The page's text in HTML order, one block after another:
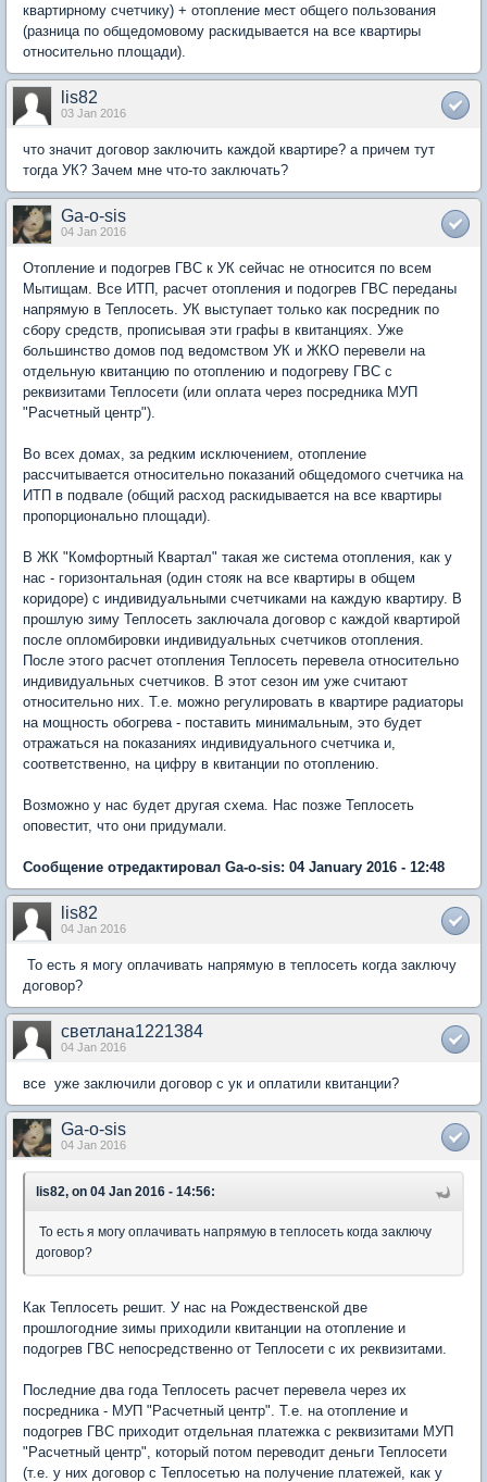
квартирному счетчику) + отопление мест общего пользования
(разница по общедомовому раскидывается на все квартиры
относительно площади).
lis82
03 Jan 2016
что значит договор заключить каждой квартире? а причем тут
тогда УК? Зачем мне что-то заключать?
Ga-o-sis
04 Jan 2016
Отопление и подогрев ГВС к УК сейчас не относится по всем
Мытищам. Все ИТП, расчет отопления и подогрев ГВС переданы
напрямую в Теплосеть. УК выступает только как посредник по
сбору средств, прописывая эти графы в квитанциях. Уже
большинство домов под ведомством УК и ЖКО перевели на
отдельную квитанцию по отоплению и подогреву ГВС с
реквизитами Теплосети (или оплата через посредника МУП
"Расчетный центр").
Во всех домах, за редким исключением, отопление
рассчитывается относительно показаний общедомого счетчика на
ИТП в подвале (общий расход раскидывается на все квартиры
пропорционально площади).
В ЖК "Комфортный Квартал" такая же система отопления, как у
нас - горизонтальная (один стояк на все квартиры в общем
коридоре) с индивидуальными счетчиками на каждую квартиру. В
прошлую зиму Теплосеть заключала договор с каждой квартирой
после опломбировки индивидуальных счетчиков отопления.
После этого расчет отопления Теплосеть перевела относительно
индивидуальных счетчиков. В этот сезон им уже считают
относительно них. Т.е. можно регулировать в квартире радиаторы
на мощность обогрева - поставить минимальным, это будет
отражаться на показаниях индивидуального счетчика и,
соответственно, на цифру в квитанции по отоплению.
Возможно у нас будет другая схема. Нас позже Теплосеть
оповестит, что они придумали.
Сообщение отредактировал Ga-o-sis: 04 January 2016 - 12:48
lis82
04 Jan 2016
То есть я могу оплачивать напрямую в теплосеть когда заключу
договор?
светлана1221384
04 Jan 2016
все уже заключили договор с ук и оплатили квитанции?
Ga-o-sis
04 Jan 2016
lis82, on 04 Jan 2016 - 14:56:
То есть я могу оплачивать напрямую в теплосеть когда заключу
договор?
Как Теплосеть решит. У нас на Рождественской две
прошлогодние зимы приходили квитанции на отопление и
подогрев ГВС непосредственно от Теплосети с их реквизитами.
Последние два года Теплосеть расчет перевела через их
посредника - МУП "Расчетный центр". Т.е. на отопление и
подогрев ГВС приходит отдельная платежка с реквизитами МУП
"Расчетный центр", который потом переводит деньги Теплосети
(т.е. у них договор с Теплосетью на получение платежей, как у